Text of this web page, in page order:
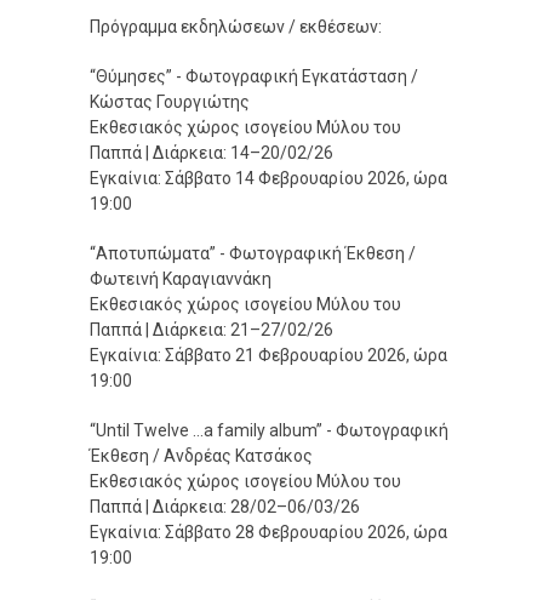
Πρόγραμμα εκδηλώσεων / εκθέσεων:
“Θύμησες” - Φωτογραφική Εγκατάσταση /
Κώστας Γουργιώτης
Εκθεσιακός χώρος ισογείου Μύλου του
Παππά | Διάρκεια: 14–20/02/26
Εγκαίνια: Σάββατο 14 Φεβρουαρίου 2026, ώρα
19:00
“Αποτυπώματα” - Φωτογραφική Έκθεση /
Φωτεινή Καραγιαννάκη
Εκθεσιακός χώρος ισογείου Μύλου του
Παππά | Διάρκεια: 21–27/02/26
Εγκαίνια: Σάββατο 21 Φεβρουαρίου 2026, ώρα
19:00
“Until Twelve …a family album” - Φωτογραφική
Έκθεση / Ανδρέας Κατσάκος
Εκθεσιακός χώρος ισογείου Μύλου του
Παππά | Διάρκεια: 28/02–06/03/26
Εγκαίνια: Σάββατο 28 Φεβρουαρίου 2026, ώρα
19:00